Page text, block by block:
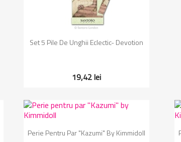
Vizualizare rapida
Set 5 Pile De Unghii Eclectic- Devotion
19,42 lei
Vizualizare rapida
Perie Pentru Par "Kazumi" By Kimmidoll